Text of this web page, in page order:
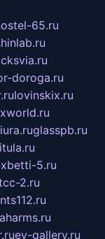
65.ru
doroga.ru
lovinskix.ru
glasspb.ru
5.ru
2.ru
ev-gallery.ru